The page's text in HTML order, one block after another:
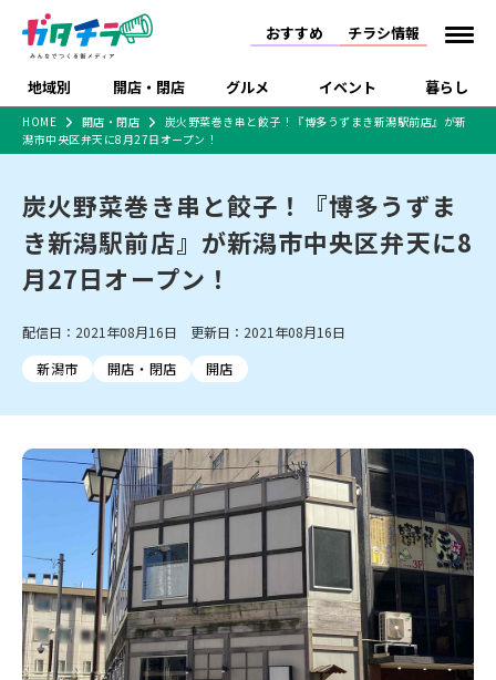
おすすめ チラシ情報
地域別 開店・閉店 グルメ イベント 暮らし
新潟市 下越
中越
佐渡
新潟市中央区 新潟市東区 新潟市西区
新潟市北区
新潟市南区
新潟市江南区 新潟市秋葉区
新潟市西蒲区
村上・関川
新発田・聖籠
胎内・粟島
三条・加茂・田上
五泉・阿賀野・阿賀
燕・弥彦
長岡・見附
小千谷・十日町・津南
魚沼・南魚沼・湯沢
柏崎・刈羽・出雲崎
上越・妙高・糸魚川
開店 閉店
リニューアル・移転 休業
新潟市・開店
新潟市・閉店
長岡市・開店
長岡市・閉店
上越市・開店
ラーメン・開店
ラーメン・閉店
ラーメン 現地レポート
和食
スイーツ
ご当地グルメ 食べ歩き テイクアウト
季節・期間限定
居酒屋・バー 焼肉
パスタ
パン・ベーカリー
デカ盛り・大盛り
旨辛・激辛
定食・町定食 海鮮・鮨
そば・うどん
日本酒・新潟清酒
ワイン・クラフトビール
ケーキ・パフェ
ビアガーデン・暑気払い
忘新年会・歓送迎会
体験・販売 祭り・伝統行事
趣味・展示会
スポーツ
セミナー・講演会 子ども向け 花火大会
入場無料
住宅展示場
完成見学会 学生スポーツ アルビレックス
施設・ショップ
住宅メーカー・工務
店
食品メーカー・県産
習い事・塾 アパレル・雑貨
観光スポット
温泉・入浴 ホテル 旅館
水族館
リラクゼーション・整体
スキー場
リユース・買取
病院・クリニック
イオンモール
ラブラ万代・ラブラ2
ビルボードプレイスBP
新潟伊勢丹
ピア万代
リバーサイド千秋
パティオPATIO
特売セール インタビュー
特集・まとめ記事
セツコママ ランキング 新潟人
キャンペーン
開店まとめ
閉店まとめ 人気記事まとめ
食品スーパー・コンビ
ショッピングモール・
大型施設
ドラッグストア・ホーム
センター
ファッション 生活サービス
新車・中古車・カー用品
旅行・レジャー
家電・携帯電話
冠婚葬祭
習い事・塾 通販・EC イベント
官公庁・自治体
新潟市 チラシ
長岡・見附 チラシ
上越・妙高・糸魚川 チラシ
注目 チラシ
週末セール
火曜セール
オープン・リニューアルセール
周年祭・感謝祭セール
年末・初売りセール
HOME 開店・閉店
炭火野菜巻き串と餃子！『博多うずまき新潟駅前店』が新
潟市中央区弁天に8月27日オープン！
炭火野菜巻き串と餃子！『博多うずま
き新潟駅前店』が新潟市中央区弁天に8
月27日オープン！
配信日：2021年08月16日 更新日：2021年08月16日
新潟市
開店・閉店 開店